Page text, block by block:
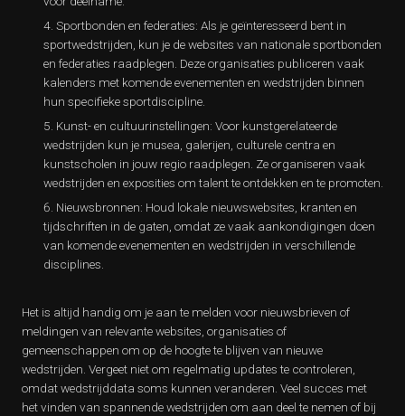
Sportbonden en federaties: Als je geïnteresseerd bent in
sportwedstrijden, kun je de websites van nationale sportbonden
en federaties raadplegen. Deze organisaties publiceren vaak
kalenders met komende evenementen en wedstrijden binnen
hun specifieke sportdiscipline.
Kunst- en cultuurinstellingen: Voor kunstgerelateerde
wedstrijden kun je musea, galerijen, culturele centra en
kunstscholen in jouw regio raadplegen. Ze organiseren vaak
wedstrijden en exposities om talent te ontdekken en te promoten.
Nieuwsbronnen: Houd lokale nieuwswebsites, kranten en
tijdschriften in de gaten, omdat ze vaak aankondigingen doen
van komende evenementen en wedstrijden in verschillende
disciplines.
Het is altijd handig om je aan te melden voor nieuwsbrieven of
meldingen van relevante websites, organisaties of
gemeenschappen om op de hoogte te blijven van nieuwe
wedstrijden. Vergeet niet om regelmatig updates te controleren,
omdat wedstrijddata soms kunnen veranderen. Veel succes met
het vinden van spannende wedstrijden om aan deel te nemen of bij